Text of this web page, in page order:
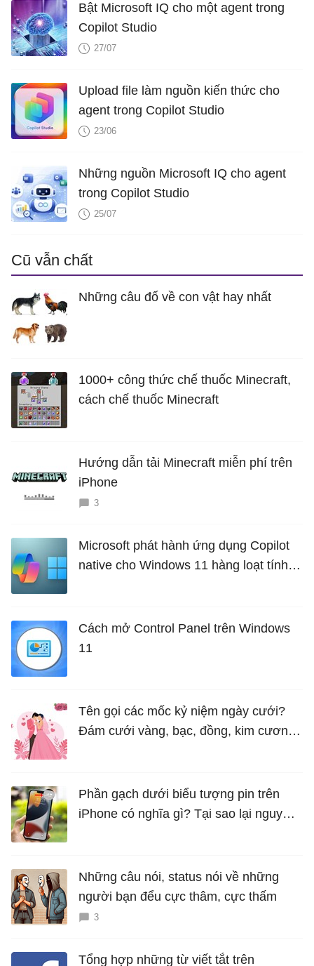
Bật Microsoft IQ cho một agent trong
Copilot Studio
27/07
Upload file làm nguồn kiến ​​thức cho
agent trong Copilot Studio
23/06
Những nguồn Microsoft IQ cho agent
trong Copilot Studio
25/07
Cũ vẫn chất
Những câu đố về con vật hay nhất
1000+ công thức chế thuốc Minecraft,
cách chế thuốc Minecraft
Hướng dẫn tải Minecraft miễn phí trên
iPhone
3
Microsoft phát hành ứng dụng Copilot
native cho Windows 11 hàng loạt tính
Cách mở Control Panel trên Windows
11
Tên gọi các mốc kỷ niệm ngày cưới?
Đám cưới vàng, bạc, đồng, kim cương
Phần gạch dưới biểu tượng pin trên
iPhone có nghĩa gì? Tại sao lại nguy
Những câu nói, status nói về những
người bạn đểu cực thâm, cực thấm
3
Tổng hợp những từ viết tắt trên